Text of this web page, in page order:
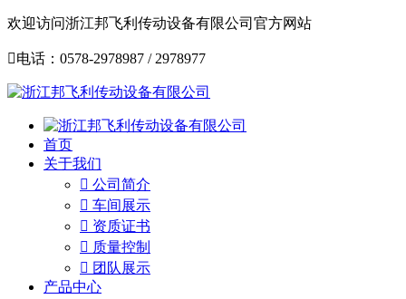
欢迎访问浙江邦飞利传动设备有限公司官方网站
电话：0578-2978987 / 2978977
首页
关于我们
 公司简介
 车间展示
 资质证书
 质量控制
 团队展示
产品中心